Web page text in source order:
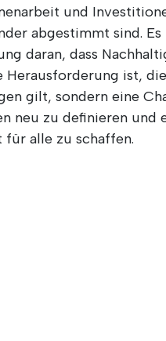
und
abgestimmt sind. Es
daran, dass
Herausforderung ist,
gilt, sondern eine
neu zu definieren und
für alle zu schaffen.